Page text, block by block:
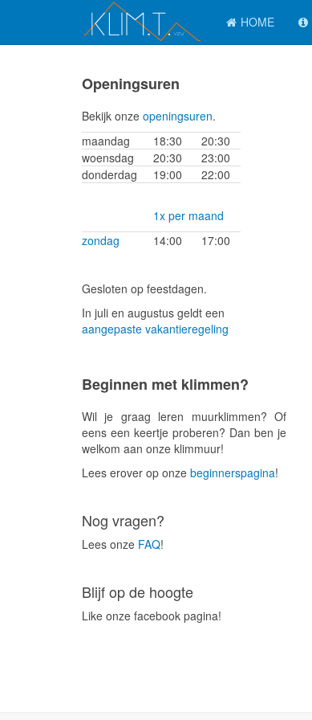
HOME
Openingsuren
Bekijk onze openingsuren.
maandag
18:30
20:30
woensdag
20:30
23:00
donderdag
19:00 22:00
1x per maand
zondag
14:00 17:00
Gesloten op feestdagen.
In juli en augustus geldt een
aangepaste vakantieregeling
Beginnen met klimmen?
Wil je graag leren muurklimmen? Of
eens een keertje proberen? Dan ben je
welkom aan onze klimmuur!
Lees erover op onze beginnerspagina!
Nog vragen?
Lees onze FAQ!
Blijf op de hoogte
Like onze facebook pagina!